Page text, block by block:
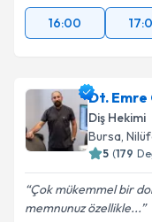
16:00
Dt. Emre
Diş Hekimi
Bursa,
5 (179
Çok mükemmel bir
memnunuz özellikle...